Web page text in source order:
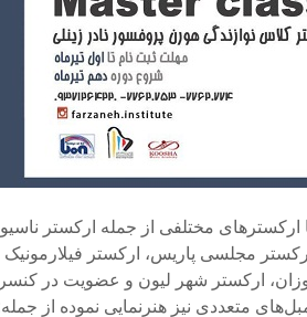
ارکسترهای مختلفی از جمله ارکستر
مجلسی پاریس، ارکستر
ارکستر شهر لیون و عضویت در
متعددی نیز هنرنمایی نموده از